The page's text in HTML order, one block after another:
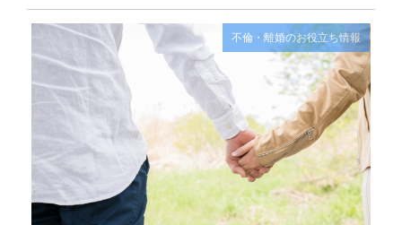
不倫・離婚のお役立ち情報